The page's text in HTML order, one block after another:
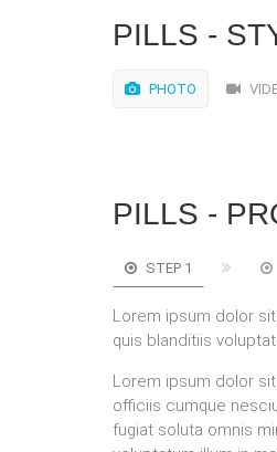
PILLS -
PHOTO
PILLS -
STEP 1
Lorem ipsum dolor
quis blanditiis
Lorem ipsum dolor
officiis cumque
fugiat soluta omnis